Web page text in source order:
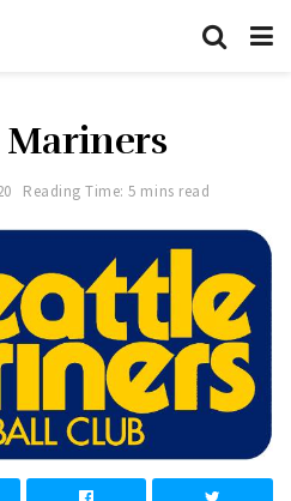
Mariners
Reading Time: 5 mins read